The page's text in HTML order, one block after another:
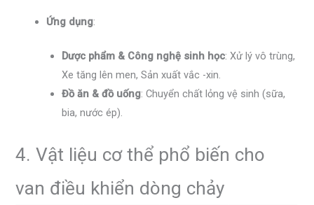
Ứng dụng:
Dược phẩm & Công nghệ sinh học: Xử lý vô trùng,
Xe tăng lên men, Sản xuất vắc -xin.
Đồ ăn & đồ uống: Chuyển chất lỏng vệ sinh (sữa,
bia, nước ép).
4. Vật liệu cơ thể phổ biến cho
van điều khiển dòng chảy